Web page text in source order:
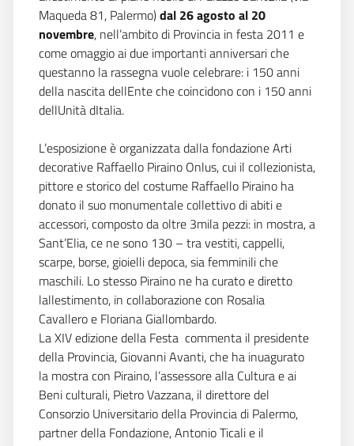
Maqueda 81, Palermo)dal 26 agosto al 20
novembre, nell’ambito di Provincia in festa 2011 e
come omaggio ai due importanti anniversari che
questanno la rassegna vuole celebrare: i 150 anni
della nascita dellEnte che coincidono con i 150 anni
dellUnità dItalia.
L’esposizione è organizzata dalla fondazione Arti
decorative Raffaello Piraino Onlus, cui il collezionista,
pittore e storico del costume Raffaello Piraino ha
donato il suo monumentale collettivo di abiti e
accessori, composto da oltre 3mila pezzi: in mostra, a
Sant’Elia, ce ne sono 130 – tra vestiti, cappelli,
scarpe, borse, gioielli depoca, sia femminili che
maschili. Lo stesso Piraino ne ha curato e diretto
lallestimento, in collaborazione con Rosalia
Cavallero e Floriana Giallombardo.
La XIV edizione della Festa  commenta il presidente
della Provincia, Giovanni Avanti, che ha inuagurato
la mostra con Piraino, l’assessore alla Cultura e ai
Beni culturali, Pietro Vazzana, il direttore del
Consorzio Universitario della Provincia di Palermo,
partner della Fondazione, Antonio Ticali e il